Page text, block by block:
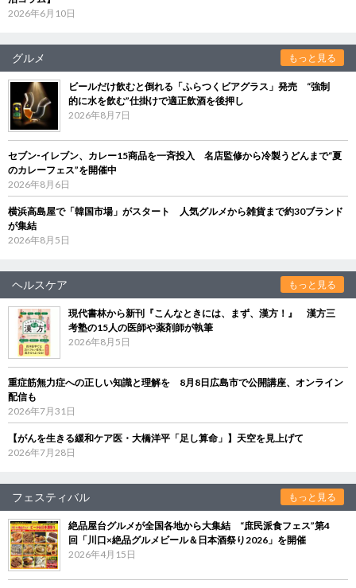
2026年6月10日
グルメ もっと見る
ビールだけ飲むと倒れる「ふらつくビアグラス」発売 “強制
的に水を飲む”仕掛けで適正飲酒を後押し
2026年8月7日
セブン‐イレブン、カレー15商品を一斉投入 名店監修から冷製うどんまで“夏
のカレーフェス”を開催中
2026年8月6日
横浜高島屋で「韓国市場」がスタート 人気グルメから雑貨まで約30ブランド
が集結
2026年8月5日
ヘルスケア もっと見る
現代書林から新刊『こんなときには、まず、漢方！』 漢方三
考塾の15人の医師や薬剤師が執筆
2026年8月5日
重症筋無力症への正しい知識と理解を 8月8日広島市で公開講座、オンライン
配信も
2026年7月31日
【がんを生きる緩和ケア医・大橋洋平「足し算命」】天空を見上げて
2026年7月28日
フェスティバル もっと見る
絶品屋台グルメが全国各地から大集結 “庶民派食フェス”第4
回「川口×絶品グルメビール＆日本酒祭り2026」を開催
2026年4月15日